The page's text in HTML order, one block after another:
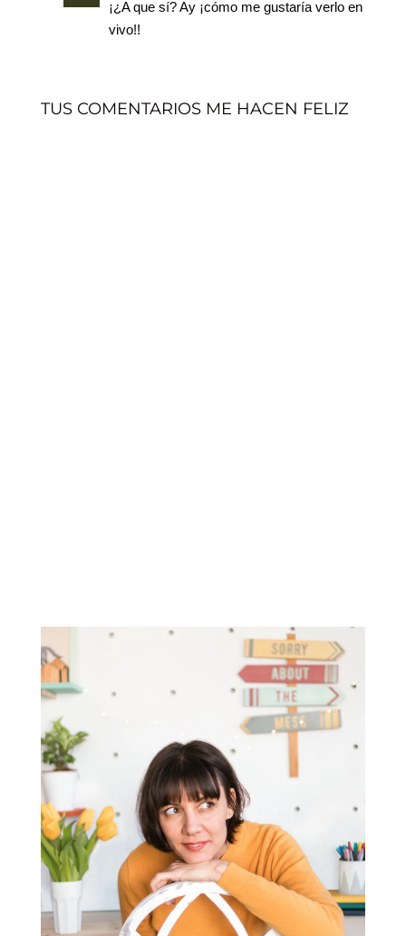
¡¿A que sí? Ay ¡cómo me gustaría verlo en
vivo!!
TUS COMENTARIOS ME HACEN FELIZ